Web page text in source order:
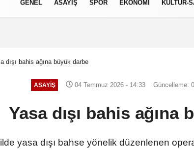
GENEL ASAYİŞ SPOR EKONOMİ KÜLTÜR-
dışı bahis ağına büyük darbe
ASAYİŞ 04 Temmuz 2026 - 14:33 Güncelleme:
Yasa dışı bahis ağına
yasa dışı bahse yönelik düzenlenen